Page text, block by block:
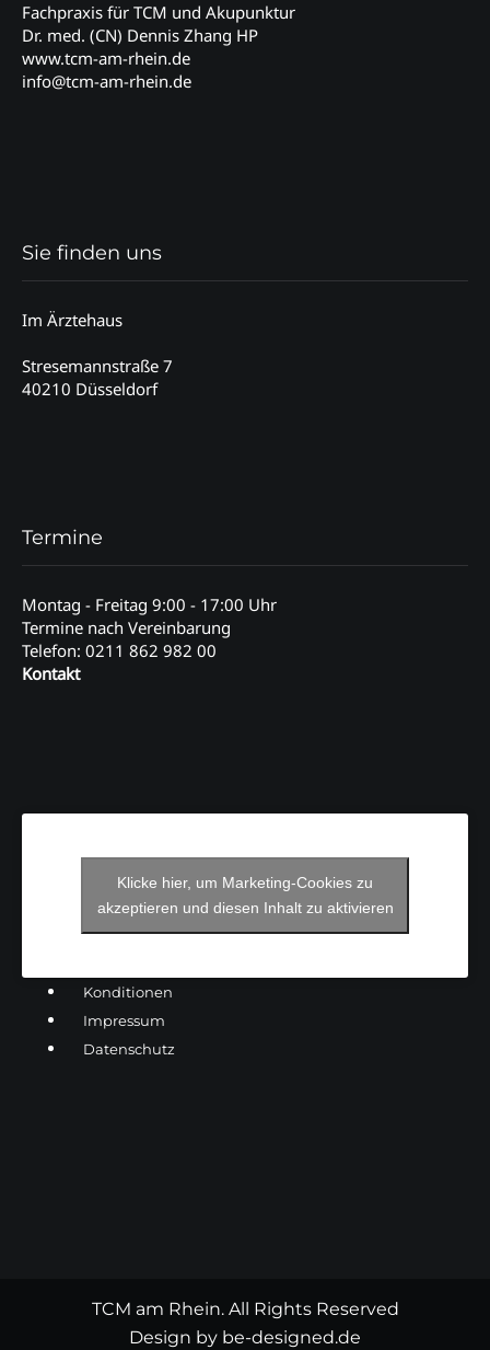
Fachpraxis für TCM und Akupunktur
Dr. med. (CN) Dennis Zhang HP
www.tcm-am-rhein.de
info@tcm-am-rhein.de
Sie finden uns
Im Ärztehaus
Stresemannstraße 7
40210 Düsseldorf
Termine
Montag - Freitag 9:00 - 17:00 Uhr
Termine nach Vereinbarung
Telefon: 0211 862 982 00
Kontakt
Klicke hier, um Marketing-Cookies zu
akzeptieren und diesen Inhalt zu aktivieren
Konditionen
Impressum
Datenschutz
TCM am Rhein. All Rights Reserved
Design by be-designed.de